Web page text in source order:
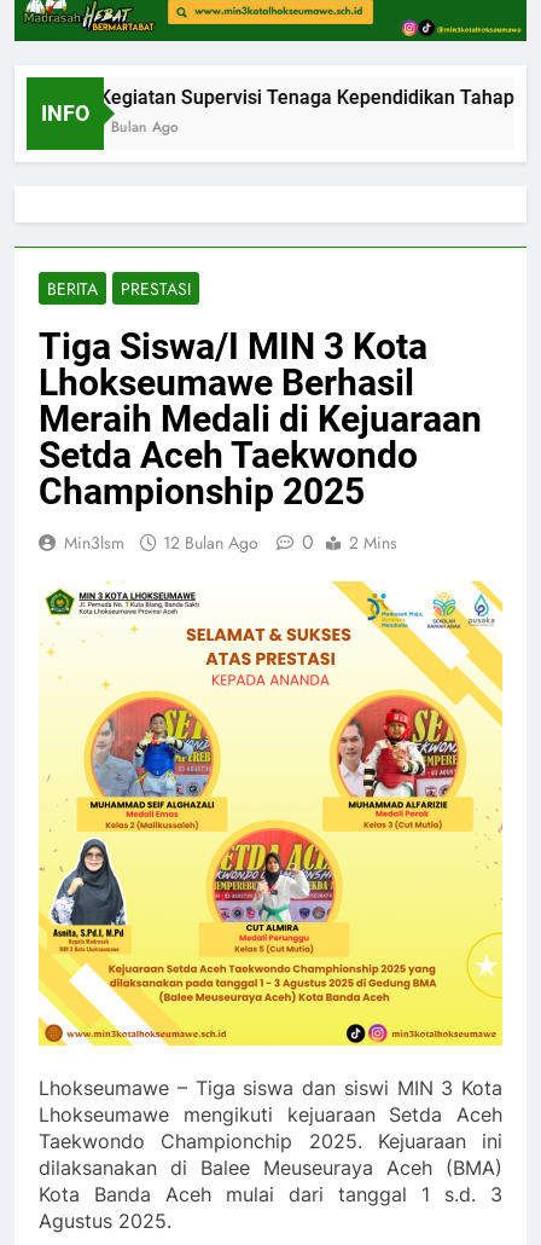
INFO
Kegiatan Supervisi Tenaga Kependidikan Tahap I
1 Bulan Ago
BERITA PRESTASI
Tiga Siswa/I MIN 3 Kota
Lhokseumawe Berhasil
Meraih Medali di Kejuaraan
Setda Aceh Taekwondo
Championship 2025
Min3lsm 12 Bulan Ago 0 2 Mins
Lhokseumawe – Tiga siswa dan siswi MIN 3 Kota
Lhokseumawe mengikuti kejuaraan Setda Aceh
Taekwondo Championchip 2025. Kejuaraan ini
dilaksanakan di Balee Meuseuraya Aceh (BMA)
Kota Banda Aceh mulai dari tanggal 1 s.d. 3
Agustus 2025.